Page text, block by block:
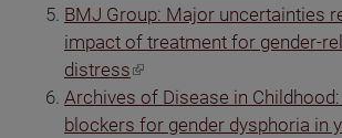
BMJ Group: Major uncertainties
impact of treatment for gender-
distress
(odkaz je externí)
Archives of Disease in
blockers for gender dysphoria in
(odkaz je externí)